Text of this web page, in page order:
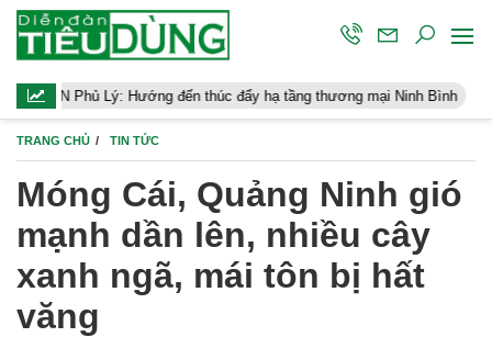
đến thúc đẩy hạ tầng thương mại Ninh Bình Điều hành
TRANG CHỦ TIN TỨC
Móng Cái, Quảng Ninh gió
mạnh dần lên, nhiều cây
xanh ngã, mái tôn bị hất
văng